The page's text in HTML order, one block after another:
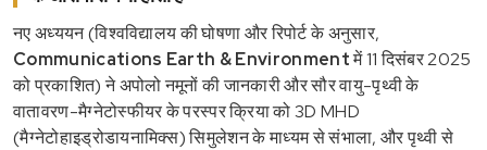
नए अध्ययन (विश्वविद्यालय की घोषणा और रिपोर्ट के अनुसार,
Communications Earth & Environmentमें 11 दिसंबर 2025
को प्रकाशित) ने अपोलो नमूनों की जानकारी और सौर वायु-पृथ्वी के
वातावरण-मैग्नेटोस्फीयर के परस्पर क्रिया को 3D MHD
(मैग्नेटोहाइड्रोडायनामिक्स) सिमुलेशन के माध्यम से संभाला, और पृथ्वी से